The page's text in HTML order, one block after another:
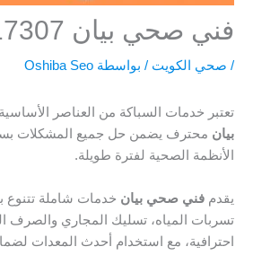
فني صحي بيان 66017307
/ صحي الكويت / بواسطة Oshiba Seo
تعتبر خدمات السباكة من العناصر
بيان محترف يضمن حل جميع المشكلات
الأنظمة الصحية لفترة طويلة.
يقدمفني صحي بيان خدمات شاملة تتنوع
تسربات المياه، تسليك المجاري والصرف
احترافية، مع استخدام أحدث المعدات